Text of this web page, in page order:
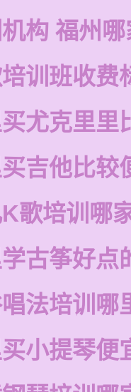
构 福州
训班收费
尤克里里
吉他比较
歌培训哪
古筝好点
法培训哪
小提琴便